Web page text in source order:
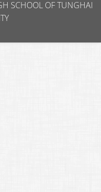
SCHOOL OF TUNGHAI